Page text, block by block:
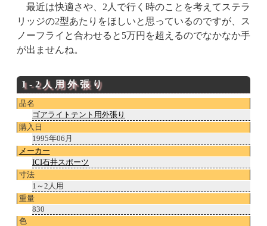
最近は快適さや、2人で行く時のことを考えてステラ
リッジの2型あたりをほしいと思っているのですが、ス
ノーフライと合わせると5万円を超えるのでなかなか手
が出ませんね。
1-2人用外張り
品名
ゴアライトテント用外張り
購入日
1995年06月
メーカー
ICI石井スポーツ
寸法
1～2人用
重量
830
色